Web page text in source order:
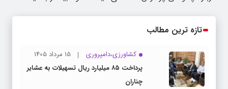
تازه ترین مطالب
کشاورزی،دامپروری
15 مرداد 1405
پرداخت ۸۵ میلیارد ریال تسهیلات به عشایر
چناران